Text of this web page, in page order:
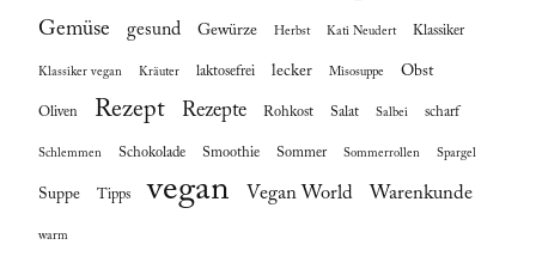
Gemüse gesund Gewürze Herbst Kati Neudert Klassiker
Klassiker vegan Kräuter laktosefrei lecker Misosuppe Obst
Oliven Rezept Rezepte Rohkost Salat Salbei scharf
Schlemmen Schokolade Smoothie Sommer Sommerrollen Spargel
Suppe Tipps vegan Vegan World Warenkunde
warm